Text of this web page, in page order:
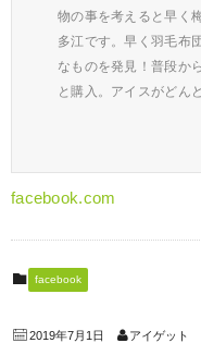
物の事を考えると早く
多江です。早く羽毛布
なものを発見！普段か
と購入。アイスがどん
facebook.com
facebook
2019年7月1日 アイゲット